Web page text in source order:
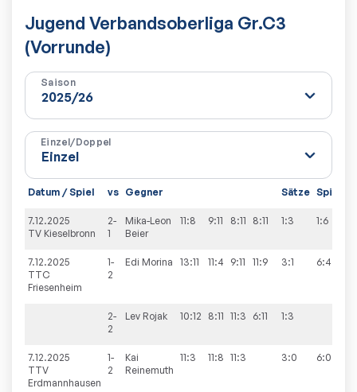
Jugend Verbandsoberliga Gr.C3
(Vorrunde)
Saison
Einzel/Doppel
Datum / Spiel vs Gegner Sätze Spiele
7.12.2025
TV Kieselbronn
2-
1
Mika-Leon
Beier
11:8 9:11 8:11 8:11 1:3 1:6
7.12.2025
TTC
Friesenheim
1-
2
Edi Morina 13:11 11:4 9:11 11:9 3:1 6:4
2-
2
Lev Rojak 10:12 8:11 11:3 6:11 1:3
7.12.2025
TTV
Erdmannhausen
1-
2
Kai
Reinemuth
11:3 11:8 11:3 3:0 6:0